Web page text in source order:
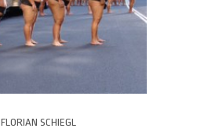
FLORIAN SCHIEGL